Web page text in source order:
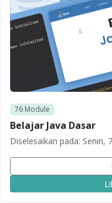
76Module
Belajar Java Dasar
Diselesaikan pada: Senin,